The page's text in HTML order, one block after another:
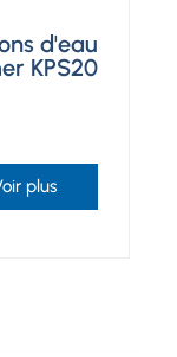
d'eau
KPS20
plus